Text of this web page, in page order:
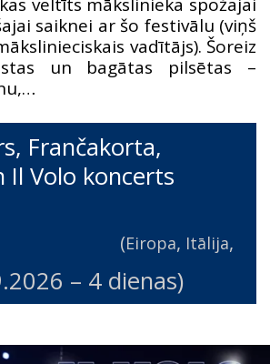
saiknei ar šo festivālu (viņš
vadītājs). Šoreiz
un bagātas pilsētas –
Frančakorta,
Il Volo koncerts
(Eiropa, Itālija,
– 4 dienas)